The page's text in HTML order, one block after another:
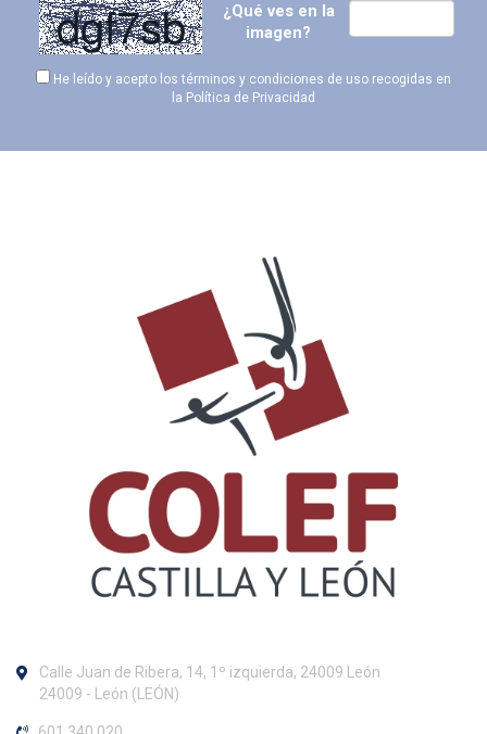
¿Qué ves en la
imagen?
He leído y acepto los términos y condiciones de uso recogidas en
la Política de Privacidad
Calle Juan de Ribera, 14, 1º izquierda, 24009 León
24009 - León (LEÓN)